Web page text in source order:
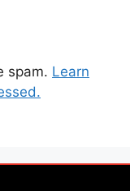
spam. Learn